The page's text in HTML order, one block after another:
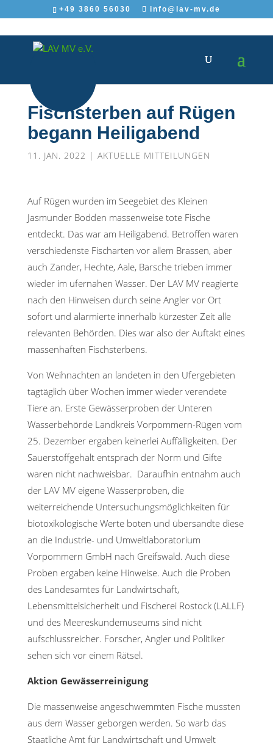
+49 3860 56030 info@lav-mv.de
Fischsterben auf Rügen
begann Heiligabend
11. JAN. 2022 | AKTUELLE MITTEILUNGEN
Auf Rügen wurden im Seegebiet des Kleinen
Jasmunder Bodden massenweise tote Fische
entdeckt. Das war am Heiligabend. Betroffen waren
verschiedenste Fischarten vor allem Brassen, aber
auch Zander, Hechte, Aale, Barsche trieben immer
wieder im ufernahen Wasser. Der LAV MV reagierte
nach den Hinweisen durch seine Angler vor Ort
sofort und alarmierte innerhalb kürzester Zeit alle
relevanten Behörden. Dies war also der Auftakt eines
massenhaften Fischsterbens.
Von Weihnachten an landeten in den Ufergebieten
tagtäglich über Wochen immer wieder verendete
Tiere an. Erste Gewässerproben der Unteren
Wasserbehörde Landkreis Vorpommern-Rügen vom
25. Dezember ergaben keinerlei Auffälligkeiten. Der
Sauerstoffgehalt entsprach der Norm und Gifte
waren nicht nachweisbar. Daraufhin entnahm auch
der LAV MV eigene Wasserproben, die
weiterreichende Untersuchungsmöglichkeiten für
biotoxikologische Werte boten und übersandte diese
an die Industrie- und Umweltlaboratorium
Vorpommern GmbH nach Greifswald. Auch diese
Proben ergaben keine Hinweise. Auch die Proben
des Landesamtes für Landwirtschaft,
Lebensmittelsicherheit und Fischerei Rostock (LALLF)
und des Meereskundemuseums sind nicht
aufschlussreicher. Forscher, Angler und Politiker
sehen sich vor einem Rätsel.
Aktion Gewässerreinigung
Die massenweise angeschwemmten Fische mussten
aus dem Wasser geborgen werden. So warb das
Staatliche Amt für Landwirtschaft und Umwelt